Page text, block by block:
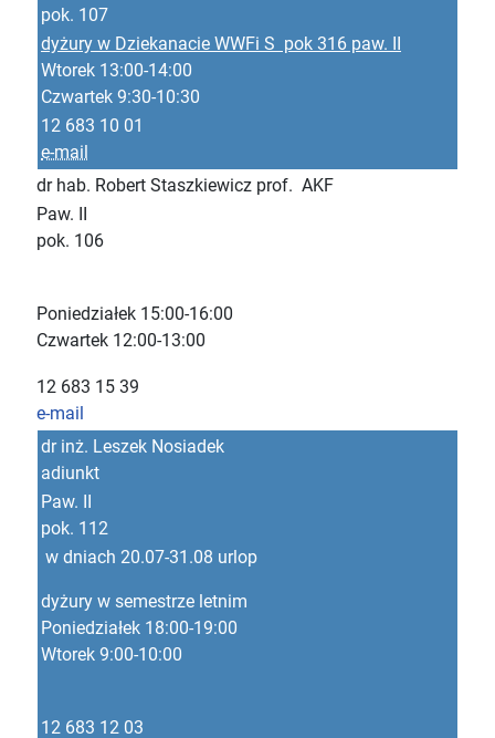
pok. 107
dyżury w Dziekanacie WWFi S pok 316 paw. II
Wtorek 13:00-14:00
Czwartek 9:30-10:30
12 683 10 01
e-mail
dr hab. Robert Staszkiewicz prof. AKF
Paw. II
pok. 106
Poniedziałek 15:00-16:00
Czwartek 12:00-13:00
12 683 15 39
e-mail
dr inż. Leszek Nosiadek
adiunkt
Paw. II
pok. 112
w dniach 20.07-31.08 urlop
dyżury w semestrze letnim
Poniedziałek 18:00-19:00
Wtorek 9:00-10:00
12 683 12 03